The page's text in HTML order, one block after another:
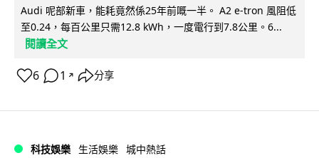
Audi 呢部新車，能耗竟然係25年前嘅一半。 A2 e-tron 風阻低
至0.24，每百公里只需12.8 kWh，一度電行到7.8公里。6...
閱讀全文
6 1 ↗ 分享
科技娛樂 生活娛樂 城中熱話